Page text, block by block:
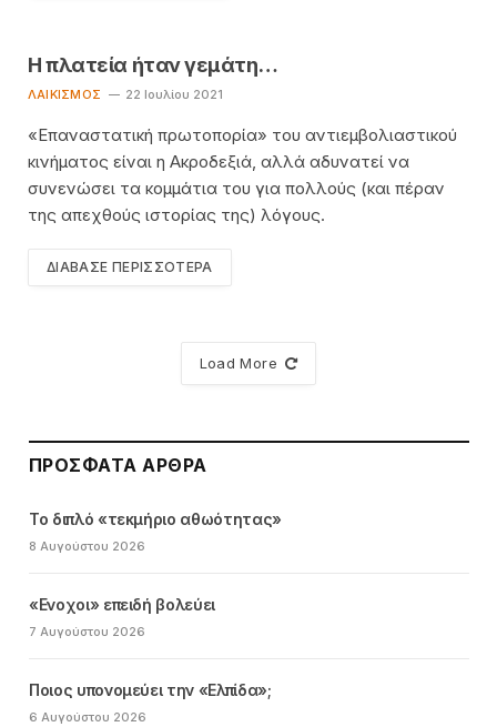
Η πλατεία ήταν γεμάτη…
ΛΑΙΚΙΣΜΌΣ 22 Ιουλίου 2021
«Επαναστατική πρωτοπορία» του αντιεμβολιαστικού
κινήματος είναι η Ακροδεξιά, αλλά αδυνατεί να
συνενώσει τα κομμάτια του για πολλούς (και πέραν
της απεχθούς ιστορίας της) λόγους.
ΔΙΆΒΑΣΕ ΠΕΡΙΣΣΌΤΕΡΑ
Load More
ΠΡΌΣΦΑΤΑ ΆΡΘΡΑ
Το διπλό «τεκμήριο αθωότητας»
8 Αυγούστου 2026
«Ενοχοι» επειδή βολεύει
7 Αυγούστου 2026
Ποιος υπονομεύει την «Ελπίδα»;
6 Αυγούστου 2026